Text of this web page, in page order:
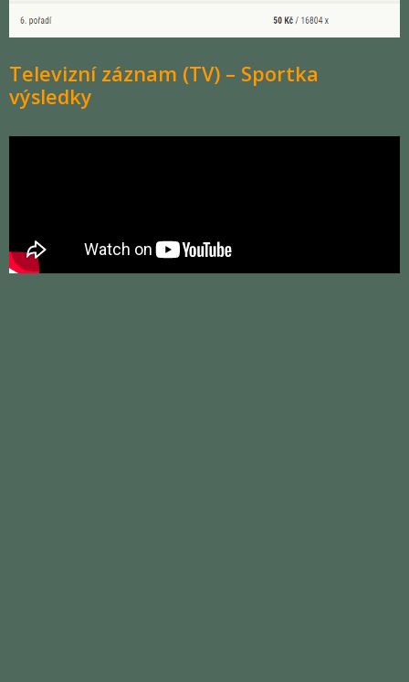
Televizní záznam (TV) – Sportka
výsledky